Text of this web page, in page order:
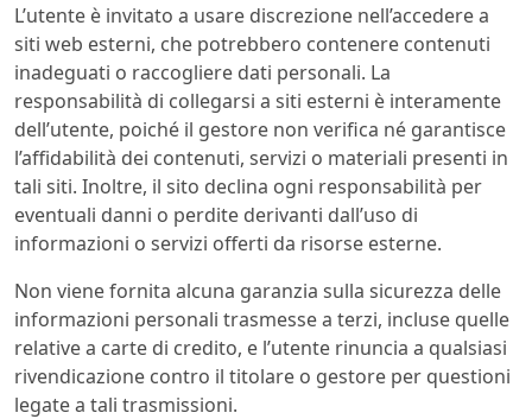
L’utente è invitato a usare discrezione nell’accedere a
siti web esterni, che potrebbero contenere contenuti
inadeguati o raccogliere dati personali. La
responsabilità di collegarsi a siti esterni è interamente
dell’utente, poiché il gestore non verifica né garantisce
l’affidabilità dei contenuti, servizi o materiali presenti in
tali siti. Inoltre, il sito declina ogni responsabilità per
eventuali danni o perdite derivanti dall’uso di
informazioni o servizi offerti da risorse esterne.
Non viene fornita alcuna garanzia sulla sicurezza delle
informazioni personali trasmesse a terzi, incluse quelle
relative a carte di credito, e l’utente rinuncia a qualsiasi
rivendicazione contro il titolare o gestore per questioni
legate a tali trasmissioni.